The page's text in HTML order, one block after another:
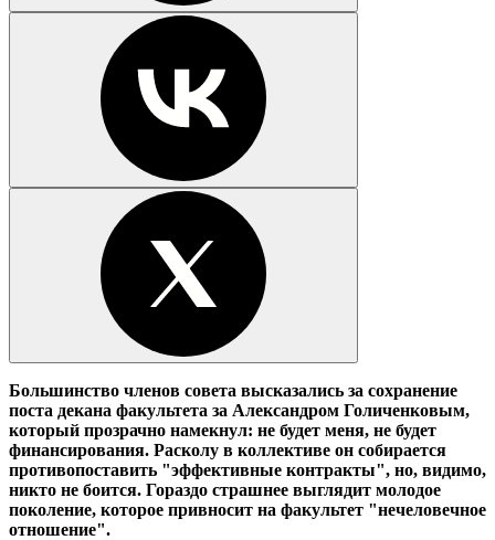
Большинство членов совета высказались за сохранение
поста декана факультета за Александром Голиченковым,
который прозрачно намекнул: не будет меня, не будет
финансирования. Расколу в коллективе он собирается
противопоставить "эффективные контракты", но, видимо,
никто не боится. Гораздо страшнее выглядит молодое
поколение, которое привносит на факультет "нечеловечное
отношение".